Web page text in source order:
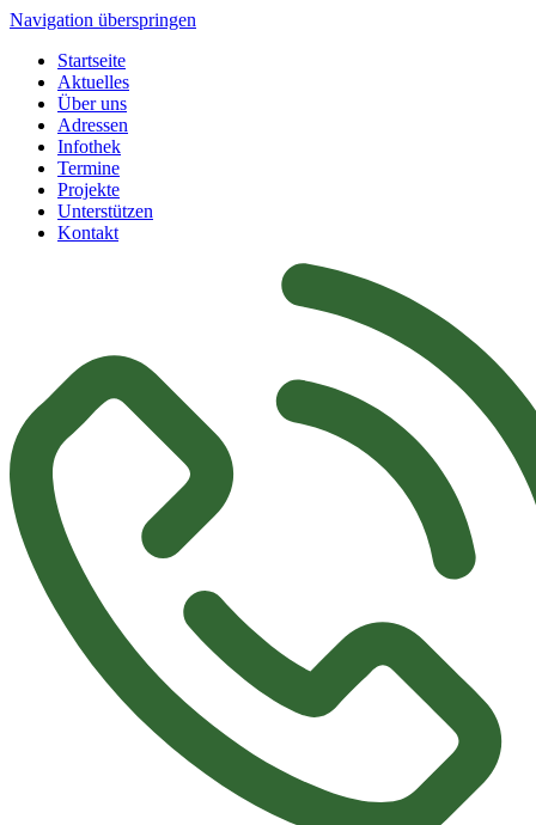
Navigation überspringen
Startseite
Aktuelles
Über uns
Adressen
Infothek
Termine
Projekte
Unterstützen
Kontakt